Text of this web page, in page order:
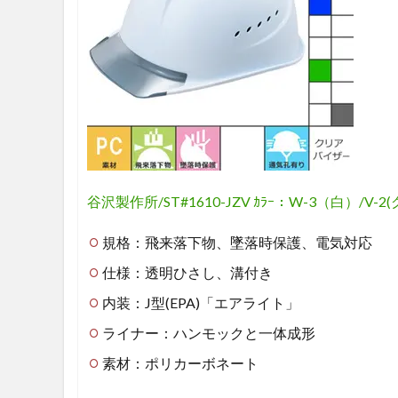
谷沢製作所/ST#1610-JZV ｶﾗｰ：W-3（白）/V-2(
規格：飛来落下物、墜落時保護、電気対応
仕様：透明ひさし、溝付き
内装：J型(EPA)「エアライト」
ライナー：ハンモックと一体成形
素材：ポリカーボネート